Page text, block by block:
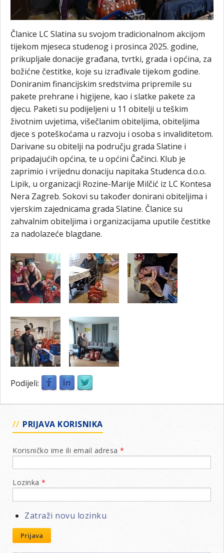
Članice LC Slatina su svojom tradicionalnom akcijom
tijekom mjeseca studenog i prosinca 2025. godine,
prikupljale donacije građana, tvrtki, grada i općina, za
božićne čestitke, koje su izrađivale tijekom godine.
Doniranim financijskim sredstvima pripremile su
pakete prehrane i higijene, kao i slatke pakete za
djecu. Paketi su podijeljeni u 11 obitelji u teškim
životnim uvjetima, višečlanim obiteljima, obiteljima
djece s poteškoćama u razvoju i osoba s invaliditetom.
Darivane su obitelji na području grada Slatine i
pripadajućih općina, te u općini Čačinci. Klub je
zaprimio i vrijednu donaciju napitaka Studenca d.o.o.
Lipik, u organizacji Rozine-Marije Milčić iz LC Kontesa
Nera Zagreb. Sokovi su također donirani obiteljima i
vjerskim zajednicama grada Slatine. Članice su
zahvalnim obiteljima i organizacijama uputile čestitke
za nadolazeće blagdane.
Podijeli:
PRIJAVA KORISNIKA
Korisničko ime ili email adresa *
Lozinka *
Zatraži novu lozinku
Prijava